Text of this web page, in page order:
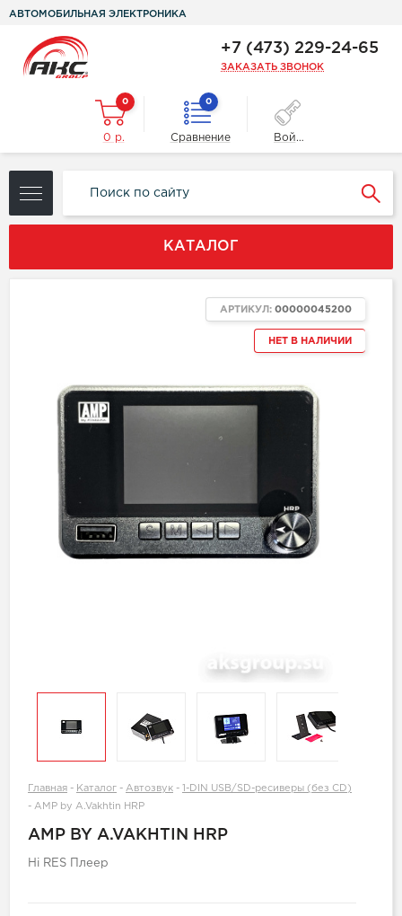
АВТОМОБИЛЬНАЯ ЭЛЕКТРОНИКА
+7 (473) 229-24-65
ЗАКАЗАТЬ ЗВОНОК
0
0 р.
0
Сравнение Войти
КАТАЛОГ
НЕТ В НАЛИЧИИ
АРТИКУЛ: 00000045200
Главная - Каталог - Автозвук -
1-DIN USB/SD-ресиверы (без CD)
- AMP by A.Vakhtin HRP
AMP BY A.VAKHTIN HRP
Hi RES Плеер